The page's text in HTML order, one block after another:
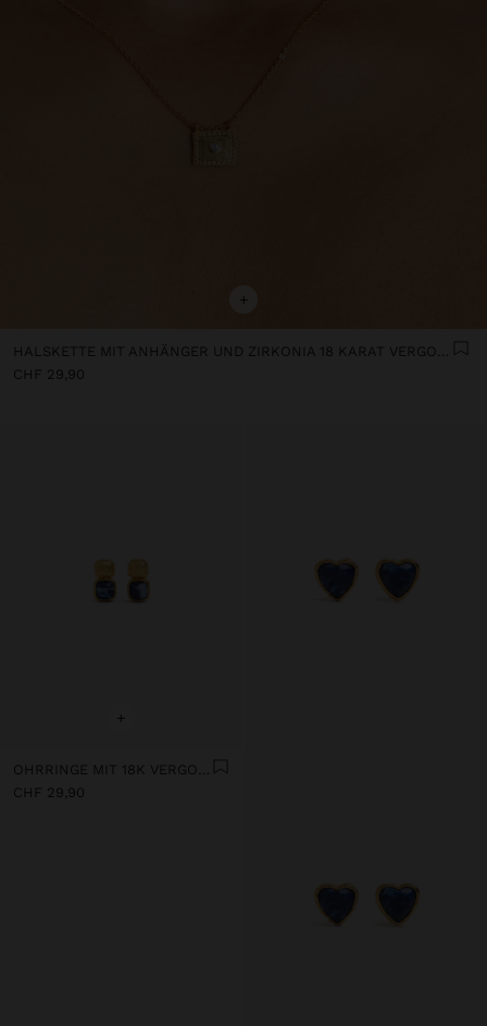
+
HALSKETTE MIT ANHÄNGER UND ZIRKONIA 18 KARAT VERGOLDET
CHF 29,90
+
OHRRINGE MIT 18K VERGOLDETEM STEIN
CHF 29,90